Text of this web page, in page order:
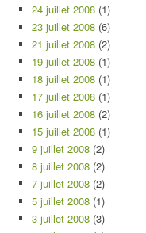
24 juillet 2008 (1)
23 juillet 2008 (6)
21 juillet 2008 (2)
19 juillet 2008 (1)
18 juillet 2008 (1)
17 juillet 2008 (1)
16 juillet 2008 (2)
15 juillet 2008 (1)
9 juillet 2008 (2)
8 juillet 2008 (2)
7 juillet 2008 (2)
5 juillet 2008 (1)
3 juillet 2008 (3)